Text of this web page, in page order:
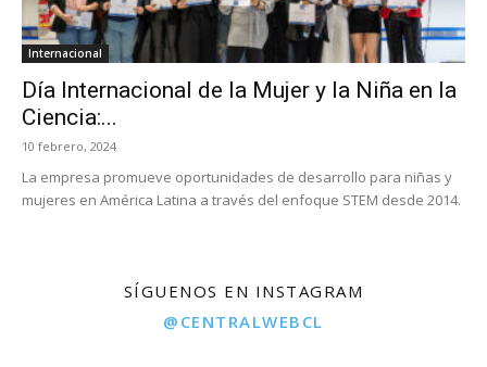
Internacional
Día Internacional de la Mujer y la Niña en la
Ciencia:...
10 febrero, 2024
La empresa promueve oportunidades de desarrollo para niñas y
mujeres en América Latina a través del enfoque STEM desde 2014.
SÍGUENOS EN INSTAGRAM
@CENTRALWEBCL